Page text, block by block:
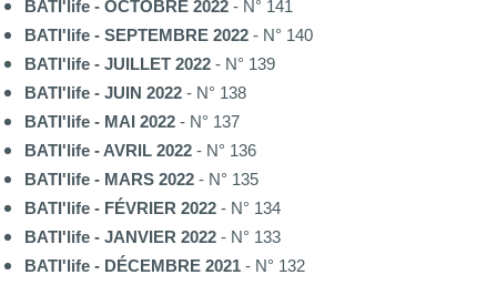
BATI'life - OCTOBRE 2022 - N° 141
BATI'life - SEPTEMBRE 2022 - N° 140
BATI'life - JUILLET 2022 - N° 139
BATI'life - JUIN 2022 - N° 138
BATI'life - MAI 2022 - N° 137
BATI'life - AVRIL 2022 - N° 136
BATI'life - MARS 2022 - N° 135
BATI'life - FÉVRIER 2022 - N° 134
BATI'life - JANVIER 2022 - N° 133
BATI'life - DÉCEMBRE 2021 - N° 132